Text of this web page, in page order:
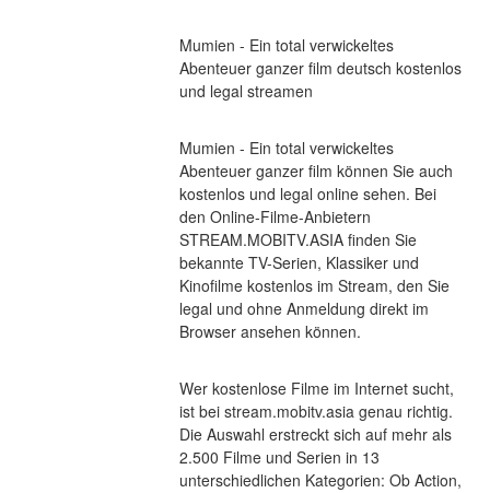
Mumien - Ein total verwickeltes
Abenteuer ganzer film deutsch kostenlos
und legal streamen
Mumien - Ein total verwickeltes
Abenteuer ganzer film können Sie auch
kostenlos und legal online sehen. Bei
den Online-Filme-Anbietern
STREAM.MOBITV.ASIA finden Sie
bekannte TV-Serien, Klassiker und
Kinofilme kostenlos im Stream, den Sie
legal und ohne Anmeldung direkt im
Browser ansehen können.
Wer kostenlose Filme im Internet sucht,
ist bei stream.mobitv.asia genau richtig.
Die Auswahl erstreckt sich auf mehr als
2.500 Filme und Serien in 13
unterschiedlichen Kategorien: Ob Action,